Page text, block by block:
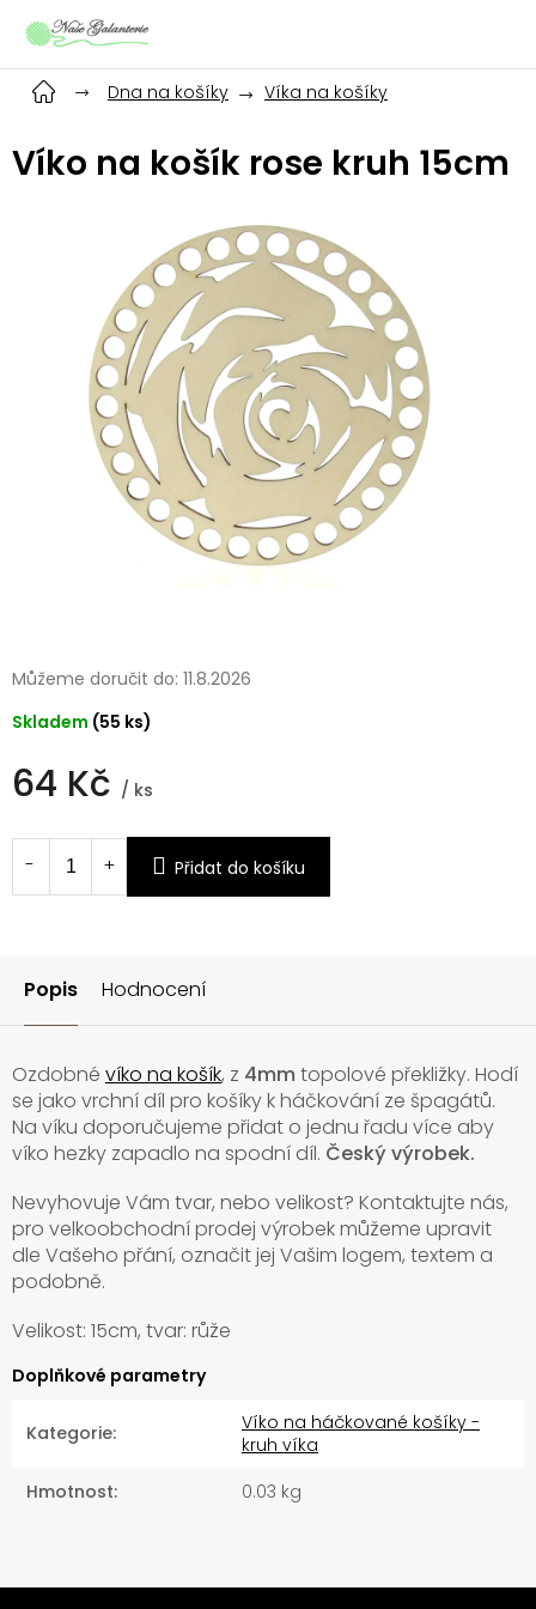
Dna na košíky
Víka na košíky
Víko na košík rose kruh 15cm
64 Kč / ks
cena:
Skladem (55 ks)
Můžeme doručit do: 11.8.2026
Přidat do košíku
Popis Hodnocení
Ozdobné víko na košík, z 4mm topolové překližky. Hodí
se jako vrchní díl pro košíky k háčkování ze špagátů.
Na víku doporučujeme přidat o jednu řadu více aby
víko hezky zapadlo na spodní díl. Český výrobek.
Nevyhovuje Vám tvar, nebo velikost? Kontaktujte nás,
pro velkoobchodní prodej výrobek můžeme upravit
dle Vašeho přání, označit jej Vašim logem, textem a
podobně.
Velikost: 15cm, tvar: růže
Doplňkové parametry
Kategorie:
Víko na háčkované košíky -
kruh víka
Hmotnost: 0.03 kg